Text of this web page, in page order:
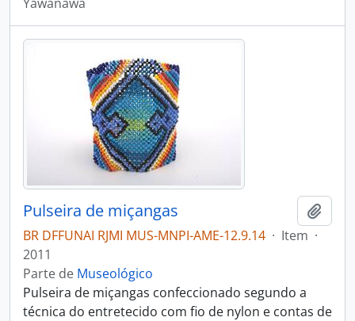
Pulseira de miçangas
BR DFFUNAI RJMI MUS-MNPI-AME-12.9.14 · Item ·
2011
Parte de Museológico
Pulseira de miçangas confeccionado segundo a
técnica do entretecido com fio de nylon e contas de